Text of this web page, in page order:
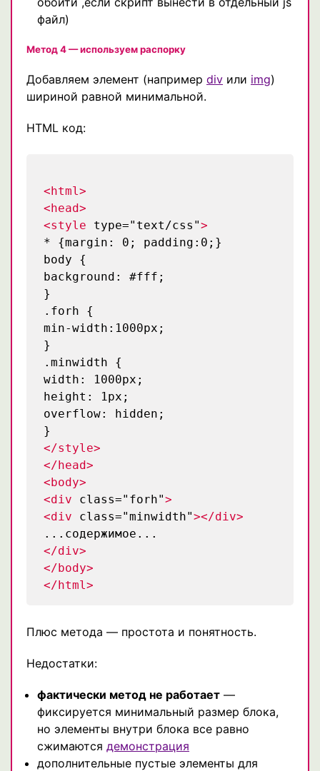
файл)
Метод 4 — используем распорку
Добавляем элемент (например div или img)
шириной равной минимальной.
HTML код:
<html>
<head>
<style type="text/css">
* {margin: 0; padding:0;}
body {
background: #fff;
}
.forh {
min-width:1000px;
}
.minwidth {
width: 1000px;
height: 1px;
overflow: hidden;
}
</style>
</head>
<body>
<div class="forh">
<div class="minwidth"></div>
...содержимое...
</div>
</body>
</html>
Плюс метода — простота и понятность.
Недостатки:
фактически метод не работает —
фиксируется минимальный размер блока,
но элементы внутри блока все равно
сжимаются демонстрация
дополнительные пустые элементы для